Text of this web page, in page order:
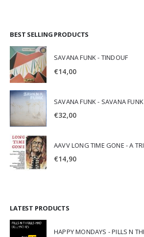
BEST SELLING PRODUCTS
SAVANA FUNK - TINDOUF
€14,00
SAVANA FUNK - SAVANA FUNK
€32,00
€14,90
LATEST PRODUCTS